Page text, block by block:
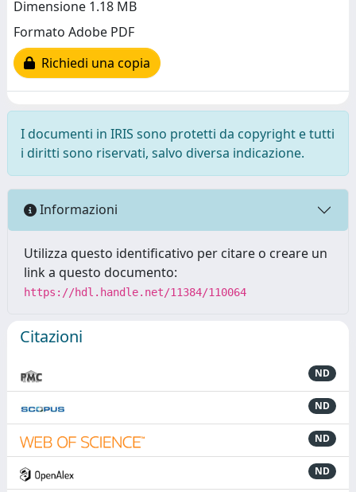
Dimensione 1.18 MB
Formato Adobe PDF
Richiedi una copia
I documenti in IRIS sono protetti da copyright e tutti
i diritti sono riservati, salvo diversa indicazione.
Informazioni
Utilizza questo identificativo per citare o creare un
link a questo documento:
https://hdl.handle.net/11384/110064
Citazioni
ND
ND
ND
ND